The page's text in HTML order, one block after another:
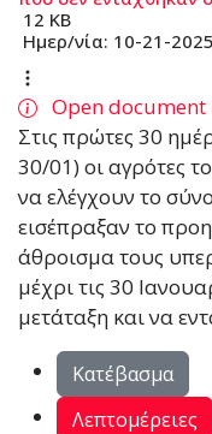
12 KB
Ημερ/νία: 10-21-2025
Open
Στις πρώτες 30
30/01) οι αγρότες
να ελέγχουν το
εισέπραξαν το
άθροισµα τους
µέχρι τις 30
µετάταξη και να
Κατέβασμα
Λεπτομέρειες